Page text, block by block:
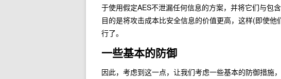
于使用假定AES不泄漏任何信息的方案，并将它们与包
目的是将攻击成本比安全信息的价值更高，这样(即使
行了。
一些基本的防御
因此，考虑到这一点，让我们考虑一些基本的防御措施